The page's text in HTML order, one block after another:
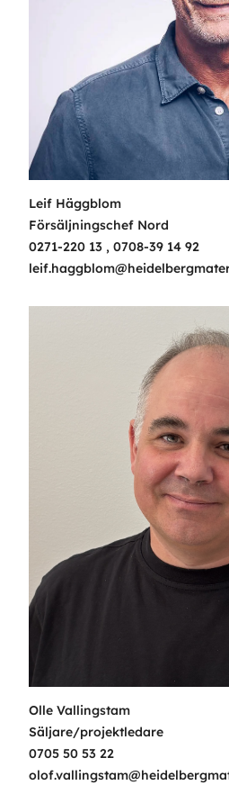
Leif Häggblom
Försäljningschef Nord
0271-220 13 , 0708-39 14 92
Olle Vallingstam
Säljare/projektledare
0705 50 53 22